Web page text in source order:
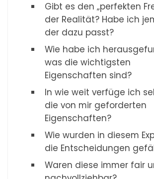
Gibt es den „perfekten
der Realität? Habe ich
der dazu passt?
Wie habe ich
was die wichtigsten
Eigenschaften sind?
In wie weit verfüge ich
die von mir geforderten
Eigenschaften?
Wie wurden in diesem
die Entscheidungen
Waren diese immer fair